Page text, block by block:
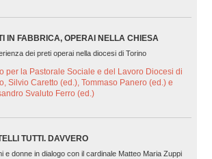
IN FABBRICA, OPERAI NELLA CHIESA
dei preti operai nella diocesi di Torino
per la Pastorale Sociale e del Lavoro Diocesi di
Silvio Caretto (ed.), Tommaso Panero (ed.) e
Svaluto Ferro (ed.)
TUTTI. DAVVERO
e donne in dialogo con il cardinale Matteo Maria Zuppi